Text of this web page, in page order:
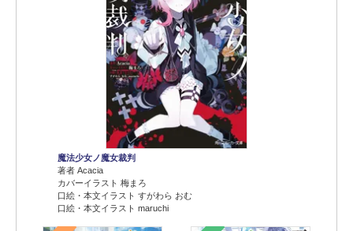
魔法少女ノ魔女裁判
著者 Acacia
カバーイラスト 梅まろ
口絵・本文イラスト すがわら おむ
口絵・本文イラスト maruchi